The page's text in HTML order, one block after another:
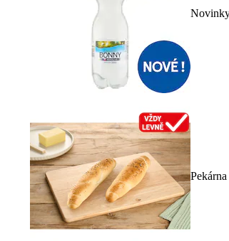
Pekárna